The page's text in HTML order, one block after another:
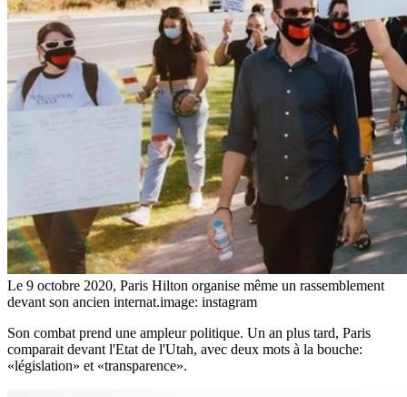
Le 9 octobre 2020, Paris Hilton organise même un rassemblement
devant son ancien internat.image: instagram
Son combat prend une ampleur politique. Un an plus tard, Paris
comparait devant l'Etat de l'Utah, avec deux mots à la bouche:
«législation» et «transparence».